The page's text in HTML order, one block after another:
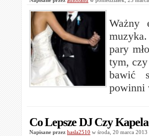
Ważny
pary
tym,
bawić
powinni
Co Lepsze DJ Czy
Napisane przez hasla2510 w środa, 20 marca 2013